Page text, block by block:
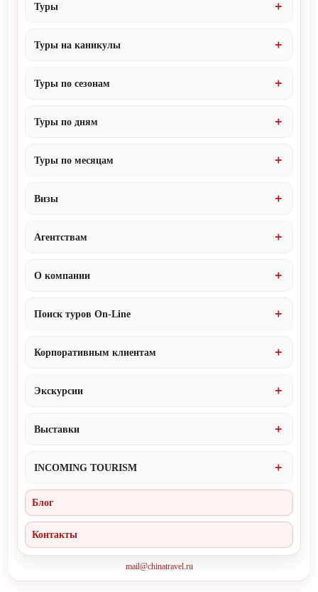
Туры
Туры на каникулы
Туры по сезонам
Туры по дням
Туры по месяцам
Визы
Агентствам
О компании
Поиск туров On-Line
Корпоративным клиентам
Экскурсии
Выставки
INCOMING TOURISM
Блог
Контакты
mail@chinatravel.ru